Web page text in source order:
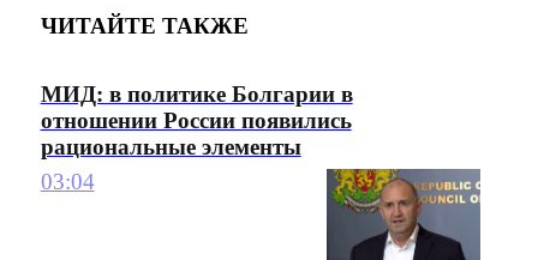
ЧИТАЙТЕ ТАКЖЕ
МИД: в политике Болгарии в
отношении России появились
рациональные элементы
03:04